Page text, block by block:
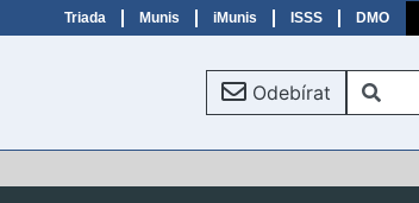
Triada Munis iMunis ISSS DMO
Odebírat